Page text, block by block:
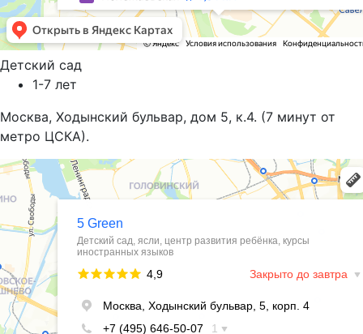
Детский сад
1-7 лет
Москва, Ходынский бульвар, дом 5, к.4. (7 минут от
метро ЦСКА).